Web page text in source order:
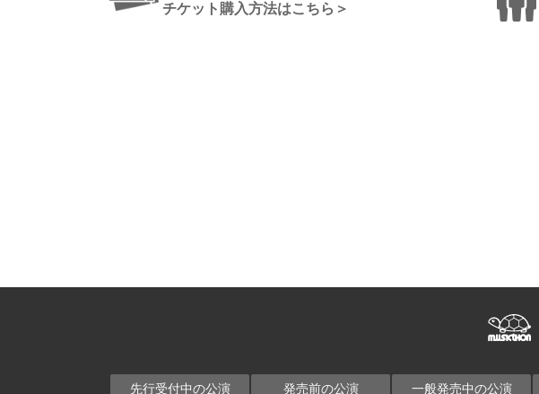
チケット購入方法はこちら＞
先行受付中の公演 発売前の公演 一般発売中の公演